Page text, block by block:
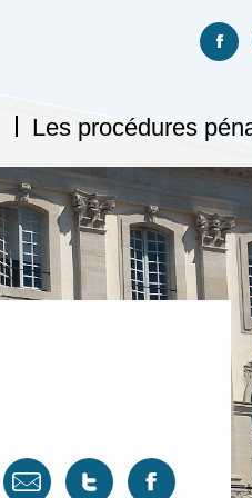
Les procédures
Envoyer Tweeter Partager